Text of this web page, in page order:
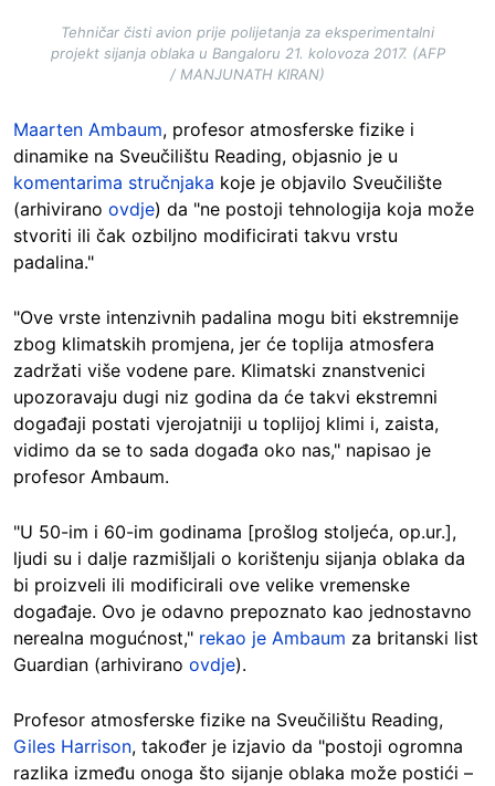
Tehničar čisti avion prije polijetanja za eksperimentalni
projekt sijanja oblaka u Bangaloru 21. kolovoza 2017. (AFP
/ MANJUNATH KIRAN)
Maarten Ambaum, profesor atmosferske fizike i
dinamike na Sveučilištu Reading, objasnio je u
komentarima stručnjaka koje je objavilo Sveučilište
(arhivirano ovdje) da "ne postoji tehnologija koja može
stvoriti ili čak ozbiljno modificirati takvu vrstu
padalina."
"Ove vrste intenzivnih padalina mogu biti ekstremnije
zbog klimatskih promjena, jer će toplija atmosfera
zadržati više vodene pare. Klimatski znanstvenici
upozoravaju dugi niz godina da će takvi ekstremni
događaji postati vjerojatniji u toplijoj klimi i, zaista,
vidimo da se to sada događa oko nas," napisao je
profesor Ambaum.
"U 50-im i 60-im godinama [prošlog stoljeća, op.ur.],
ljudi su i dalje razmišljali o korištenju sijanja oblaka da
bi proizveli ili modificirali ove velike vremenske
događaje. Ovo je odavno prepoznato kao jednostavno
nerealna mogućnost," rekao je Ambaum za britanski list
Guardian (arhivirano ovdje).
Profesor atmosferske fizike na Sveučilištu Reading,
Giles Harrison, također je izjavio da "postoji ogromna
razlika između onoga što sijanje oblaka može postići –